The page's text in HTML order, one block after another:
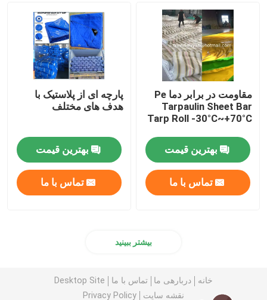
مقاومت در برابر دما Pe
Tarpaulin Sheet Bar
Tarp Roll -30°C~+70°C
بهترین قیمت
تماس با ما
پارچه ای از پلاستیک با
هدف های مختلف
بهترین قیمت
تماس با ما
بیشتر ببینید
خانه دربارهی ما تماس با ما
Desktop Site
نقشه سایت
Privacy Policy